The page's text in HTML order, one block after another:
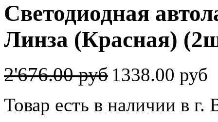
Светодиодная
Линза (Красная)
2'676.00 руб 1338.00 руб
Товар есть в наличии в г.